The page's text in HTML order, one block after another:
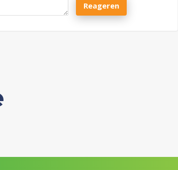
Reageren